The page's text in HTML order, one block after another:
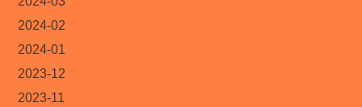
2024-02
2024-01
2023-12
2023-11